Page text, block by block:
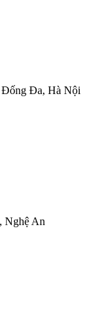
Đống Đa, Hà Nội
Nghệ An